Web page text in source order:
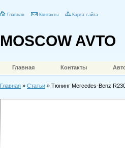
Главная Контакты Карта сайта
MOSCOW AVTO
Главная Контакты
Главная » Статьи » Тюнинг Mercedes-Benz